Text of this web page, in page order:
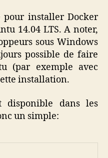
pour installer Docker
14.04 LTS. A noter,
sous Windows
possible de faire
(par exemple avec
installation.
disponible dans les
un simple: